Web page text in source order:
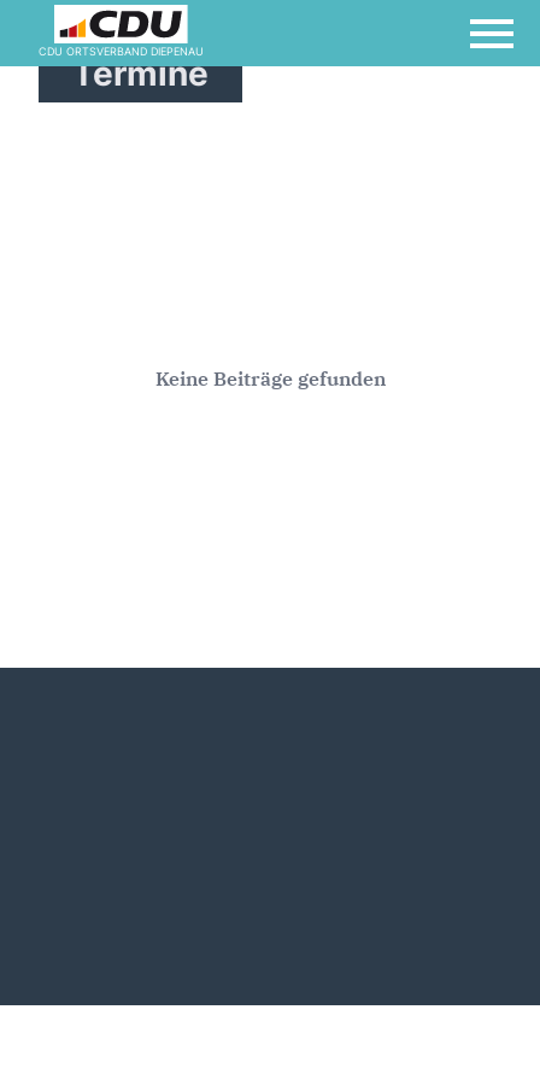
CDU ORTSVERBAND DIEPENAU
Termine
Keine Beiträge gefunden